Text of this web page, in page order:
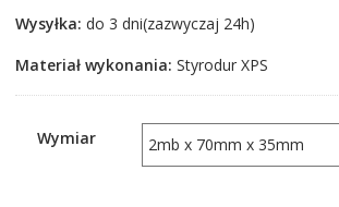
35,50 zł
Wysyłka: do 3 dni(zazwyczaj 24h)
Materiał wykonania: Styrodur XPS
Wymiar